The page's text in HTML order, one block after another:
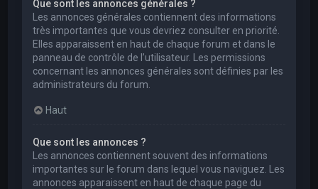
Que sont les annonces générales ?
Les annonces générales contiennent des informations
très importantes que vous devriez consulter en priorité.
Elles apparaissent en haut de chaque forum et dans le
panneau de contrôle de l’utilisateur. Les permissions
concernant les annonces générales sont définies par les
administrateurs du forum.
Haut
Que sont les annonces ?
Les annonces contiennent souvent des informations
importantes sur le forum dans lequel vous naviguez. Les
annonces apparaissent en haut de chaque page du